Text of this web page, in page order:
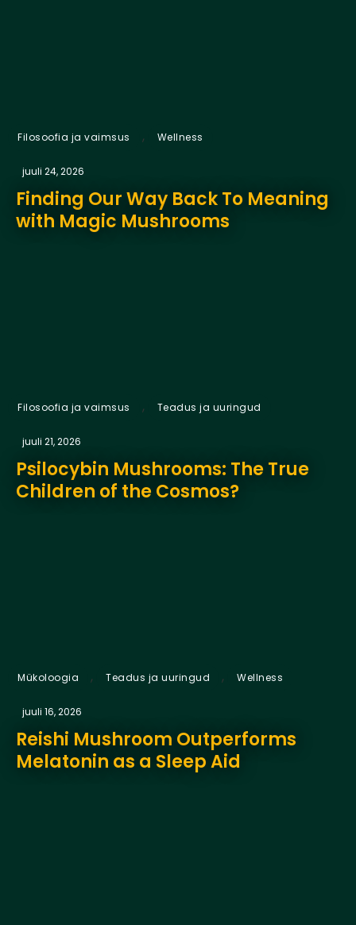
Filosoofia ja vaimsus , Wellness
juuli 24, 2026
Finding Our Way Back To Meaning
with Magic Mushrooms
Filosoofia ja vaimsus , Teadus ja uuringud
juuli 21, 2026
Psilocybin Mushrooms: The True
Children of the Cosmos?
Mükoloogia , Teadus ja uuringud , Wellness
juuli 16, 2026
Reishi Mushroom Outperforms
Melatonin as a Sleep Aid